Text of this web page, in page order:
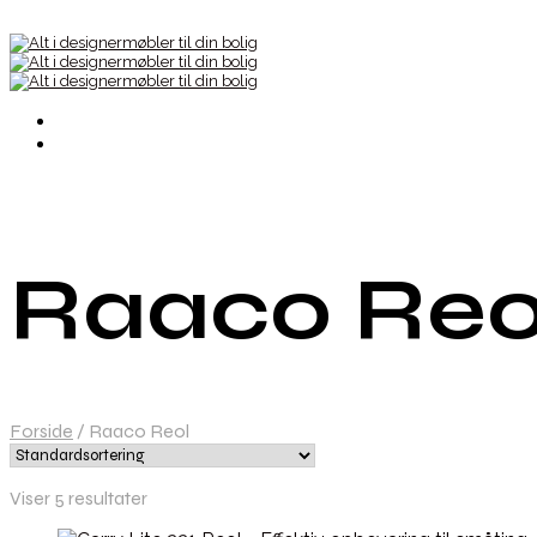
Raaco
Forside / Raaco Reol
Viser 5 resultater